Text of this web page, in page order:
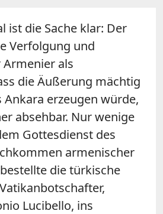
ist die Sache klar: Der
Verfolgung und
als
die Äußerung mächtig
Ankara erzeugen würde,
absehbar. Nur wenige
Gottesdienst des
armenischer
die türkische
Lucibello, ins